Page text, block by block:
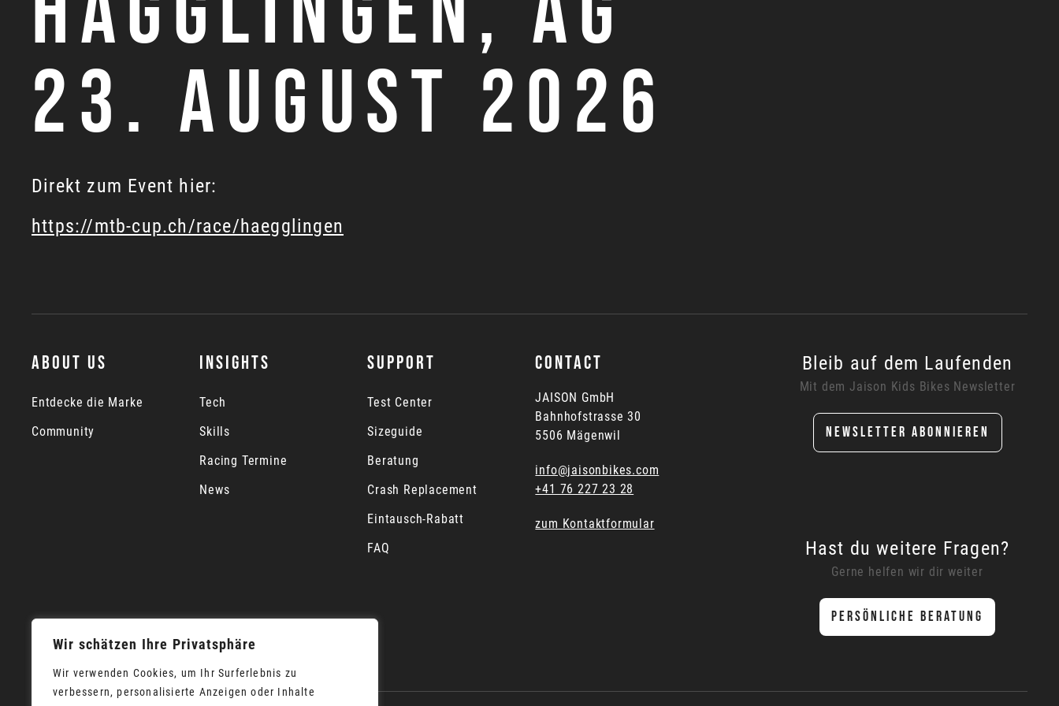
Wir schätzen Ihre Privatsphäre
Wir verwenden Cookies, um Ihr Surferlebnis zu
verbessern, personalisierte Anzeigen oder Inhalte
23. AUGUST 2026
Direkt zum Event hier:
https://mtb-cup.ch/race/haegglingen
ABOUT US
Entdecke die Marke
Community
INSIGHTS
Tech
Skills
Racing Termine
News
SUPPORT
Test Center
Sizeguide
Beratung
Crash Replacement
Eintausch-Rabatt
FAQ
CONTACT
JAISON GmbH
Bahnhofstrasse 30
5506 Mägenwil
info@jaisonbikes.com
+41 76 227 23 28
zum Kontaktformular
Bleib auf dem Laufenden
Mit dem Jaison Kids Bikes Newsletter
NEWSLETTER ABONNIEREN
Hast du weitere Fragen?
Gerne helfen wir dir weiter
PERSÖNLICHE BERATUNG